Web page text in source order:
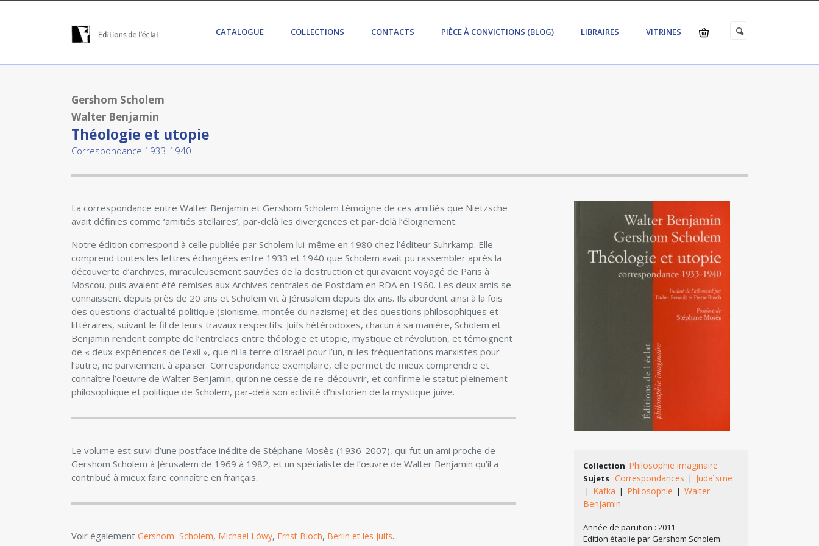
CATALOGUE COLLECTIONS CONTACTS PIÈCE À CONVICTIONS (BLOG) LIBRAIRES VITRINES
Gershom Scholem
Walter Benjamin
Théologie et utopie
Correspondance 1933-1940
La correspondance entre Walter Benjamin et Gershom Scholem témoigne de ces amitiés que Nietzsche
avait définies comme ‘amitiés stellaires’, par-delà les divergences et par-delà l’éloignement.
Notre édition correspond à celle publiée par Scholem lui-même en 1980 chez l’éditeur Suhrkamp. Elle
comprend toutes les lettres échangées entre 1933 et 1940 que Scholem avait pu rassembler après la
découverte d’archives, miraculeusement sauvées de la destruction et qui avaient voyagé de Paris à
Moscou, puis avaient été remises aux Archives centrales de Postdam en RDA en 1960. Les deux amis se
connaissent depuis près de 20 ans et Scholem vit à Jérusalem depuis dix ans. Ils abordent ainsi à la fois
des questions d’actualité politique (sionisme, montée du nazisme) et des questions philosophiques et
littéraires, suivant le fil de leurs travaux respectifs. Juifs hétérodoxes, chacun à sa manière, Scholem et
Benjamin rendent compte de l’entrelacs entre théologie et utopie, mystique et révolution, et témoignent
de « deux expériences de l’exil », que ni la terre d’Israël pour l’un, ni les fréquentations marxistes pour
l’autre, ne parviennent à apaiser. Correspondance exemplaire, elle permet de mieux comprendre et
connaître l’oeuvre de Walter Benjamin, qu’on ne cesse de re-découvrir, et confirme le statut pleinement
philosophique et politique de Scholem, par-delà son activité d’historien de la mystique juive.
Le volume est suivi d’une postface inédite de Stéphane Mosès (1936-2007), qui fut un ami proche de
Gershom Scholem à Jérusalem de 1969 à 1982, et un spécialiste de l’œuvre de Walter Benjamin qu’il a
contribué à mieux faire connaître en français.
Voir également Gershom Scholem, Michael Löwy, Ernst Bloch, Berlin et les Juifs...
Collection Philosophie imaginaire
Sujets Correspondances | Judaïsme
| Kafka | Philosophie | Walter
Benjamin
Année de parution : 2011
Edition établie par Gershom Scholem.